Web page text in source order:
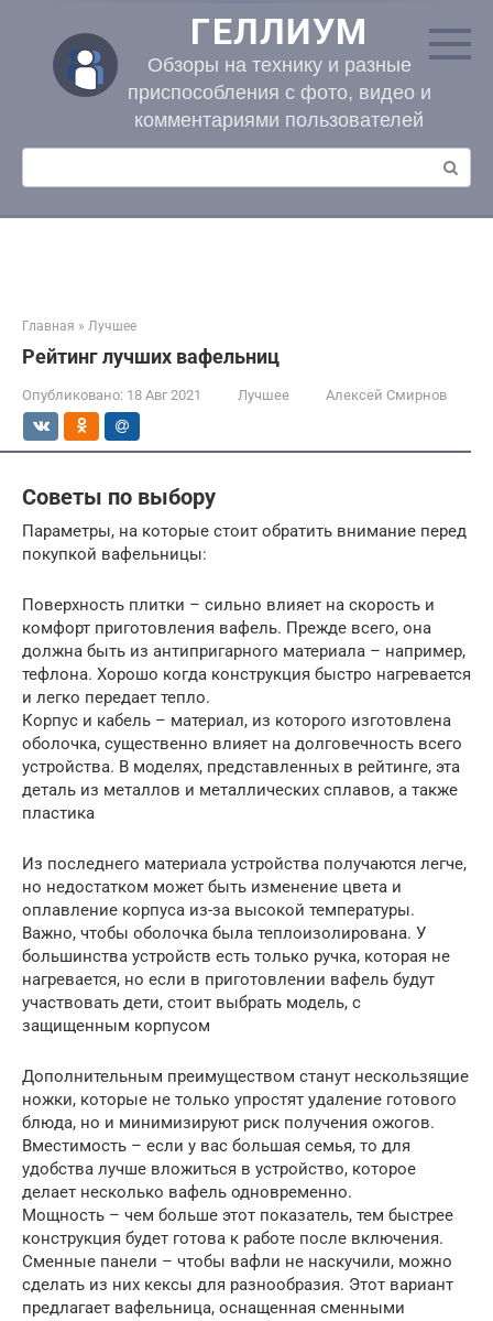
контенту
ГЕЛЛИУМ
Обзоры на технику и разные
приспособления с фото, видео и
комментариями пользователей
Поиск:
Главная » Лучшее
Рейтинг лучших вафельниц
Опубликовано: 18 Авг 2021 Лучшее Алексей Смирнов
Советы по выбору
Параметры, на которые стоит обратить внимание перед
покупкой вафельницы:
Поверхность плитки – сильно влияет на скорость и
комфорт приготовления вафель. Прежде всего, она
должна быть из антипригарного материала – например,
тефлона. Хорошо когда конструкция быстро нагревается
и легко передает тепло.
Корпус и кабель – материал, из которого изготовлена
оболочка, существенно влияет на долговечность всего
устройства. В моделях, представленных в рейтинге, эта
деталь из металлов и металлических сплавов, а также
пластика
Из последнего материала устройства получаются легче,
но недостатком может быть изменение цвета и
оплавление корпуса из-за высокой температуры.
Важно, чтобы оболочка была теплоизолирована. У
большинства устройств есть только ручка, которая не
нагревается, но если в приготовлении вафель будут
участвовать дети, стоит выбрать модель, с
защищенным корпусом
Дополнительным преимуществом станут нескользящие
ножки, которые не только упростят удаление готового
блюда, но и минимизируют риск получения ожогов.
Вместимость – если у вас большая семья, то для
удобства лучше вложиться в устройство, которое
делает несколько вафель одновременно.
Мощность – чем больше этот показатель, тем быстрее
конструкция будет готова к работе после включения.
Сменные панели – чтобы вафли не наскучили, можно
сделать из них кексы для разнообразия. Этот вариант
предлагает вафельница, оснащенная сменными